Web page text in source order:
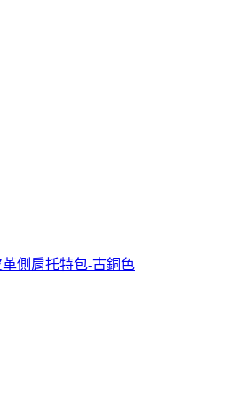
側肩托特包-古銅色